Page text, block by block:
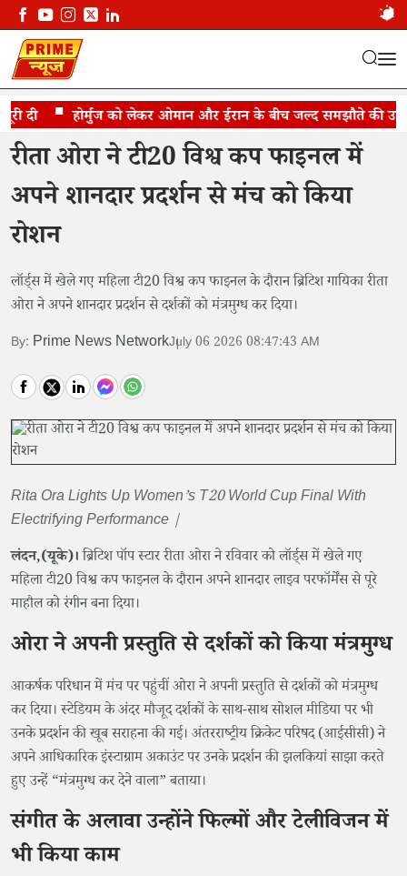
दी होर्मुज को लेकर ओमान और ईरान के बीच जल्द समझौते की
फाइनल में ग्लैमर का तड़का
रीता ओरा ने टी20 विश्व कप फाइनल में
अपने शानदार प्रदर्शन से मंच को किया
रोशन
लॉर्ड्स में खेले गए महिला टी20 विश्व कप फाइनल के दौरान ब्रिटिश गायिका रीता
ओरा ने अपने शानदार प्रदर्शन से दर्शकों को मंत्रमुग्ध कर दिया।
By: Prime News NetworkJuly 06 2026 08:47:43 AM
Rita Ora Lights Up Women’s T20 World Cup Final With
Electrifying Performance |
लंदन,(यूके)।ब्रिटिश पॉप स्टार रीता ओरा ने रविवार को लॉर्ड्स में खेले गए
महिला टी20 विश्व कप फाइनल के दौरान अपने शानदार लाइव परफॉर्मेंस से पूरे
माहौल को रंगीन बना दिया।
ओरा ने अपनी प्रस्तुति से दर्शकों को किया मंत्रमुग्ध
आकर्षक परिधान में मंच पर पहुंचीं ओरा ने अपनी प्रस्तुति से दर्शकों को मंत्रमुग्ध
कर दिया। स्टेडियम के अंदर मौजूद दर्शकों के साथ-साथ सोशल मीडिया पर भी
उनके प्रदर्शन की खूब सराहना की गई। अंतरराष्ट्रीय क्रिकेट परिषद (आईसीसी) ने
अपने आधिकारिक इंस्टाग्राम अकाउंट पर उनके प्रदर्शन की झलकियां साझा करते
हुए उन्हें “मंत्रमुग्ध कर देने वाला” बताया।
संगीत के अलावा उन्होंने फिल्मों और टेलीविजन में
भी किया काम